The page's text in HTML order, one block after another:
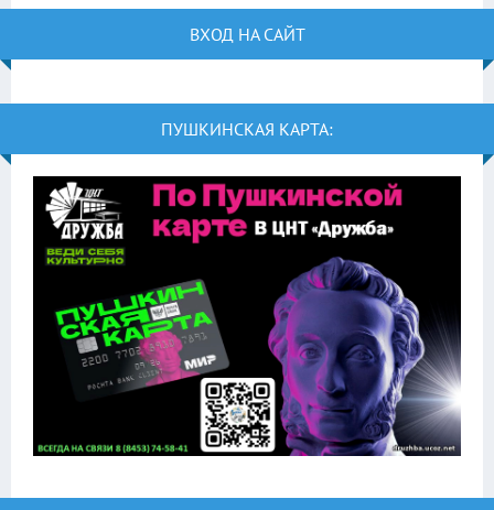
ВХОД НА САЙТ
ПУШКИНСКАЯ КАРТА: